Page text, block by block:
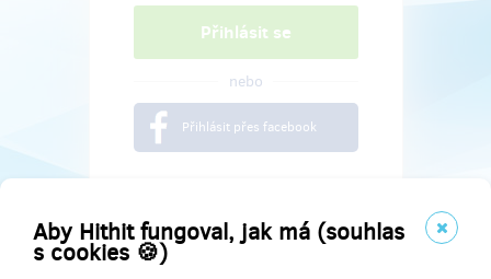
Aby Hithit fungoval, jak má (souhlas
s cookies 🍪)
nebo
Přihlásit přes facebook